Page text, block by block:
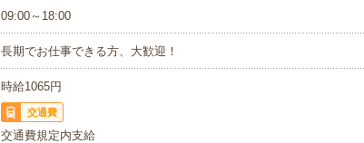
09:00～18:00
長期でお仕事できる方、大歓迎！
時給1065円
交通費
交通費規定内支給